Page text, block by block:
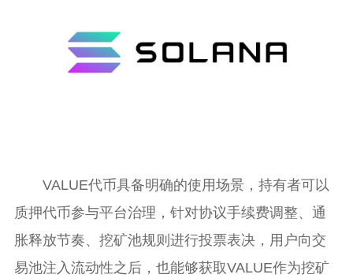
VALUE代币具备明确的使用场景，持有者可以
质押代币参与平台治理，针对协议手续费调整、通
胀释放节奏、挖矿池规则进行投票表决，用户向交
易池注入流动性之后，也能够获取VALUE作为挖矿